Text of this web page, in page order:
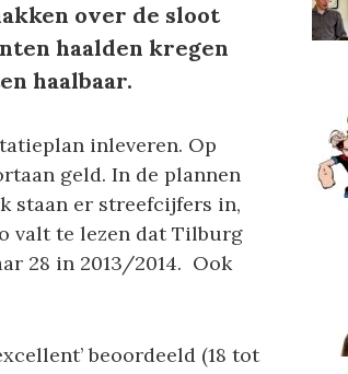
over de sloot
haalden kregen
haalbaar.
inleveren. Op
geld. In de plannen
staan er streefcijfers in,
valt te lezen dat Tilburg
28 in 2013/2014. Ook
beoordeeld (18 tot